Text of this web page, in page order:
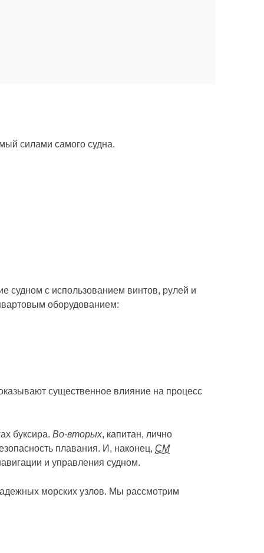
силами самого судна.
судном с использованием винтов, рулей и
оборудованием:
существенное влияние на процесс
буксира.Во-вторых, капитан, лично
плавания. И, наконец, СМ
и управления судном.
морских узлов. Мы рассмотрим